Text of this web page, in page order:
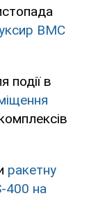
ВМС
події в
ракетну
400 на